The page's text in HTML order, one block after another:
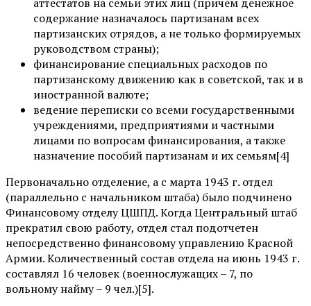
содержание назначалось партизанам всех
партизанских отрядов, а не только формируемых
руководством страны);
финансирование специальных расходов по
партизанскому движению как в советской, так и в
иностранной валюте;
ведение переписки со всеми государственными
учреждениями, предприятиями и частными
лицами по вопросам финансирования, а также
назначение пособий партизанам и их семьям[4]
Первоначально отделение, а с марта 1943 г. отдел
(параллельно с начальником штаба) было подчинено
Финансовому отделу ЦШПД. Когда Центральный штаб
прекратил свою работу, отдел стал подотчетен
непосредственно финансовому управлению Красной
Армии. Количественный состав отдела на июнь 1943 г.
составлял 16 человек (военнослужащих – 7, по
вольному найму – 9 чел.)[5].